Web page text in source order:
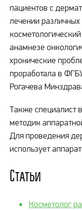
пациентов с
лечении
анамнезе
хронические
проработала в
Рогачева
Также специалист
методик
Для проведения
использует
Статьи
Косметолог